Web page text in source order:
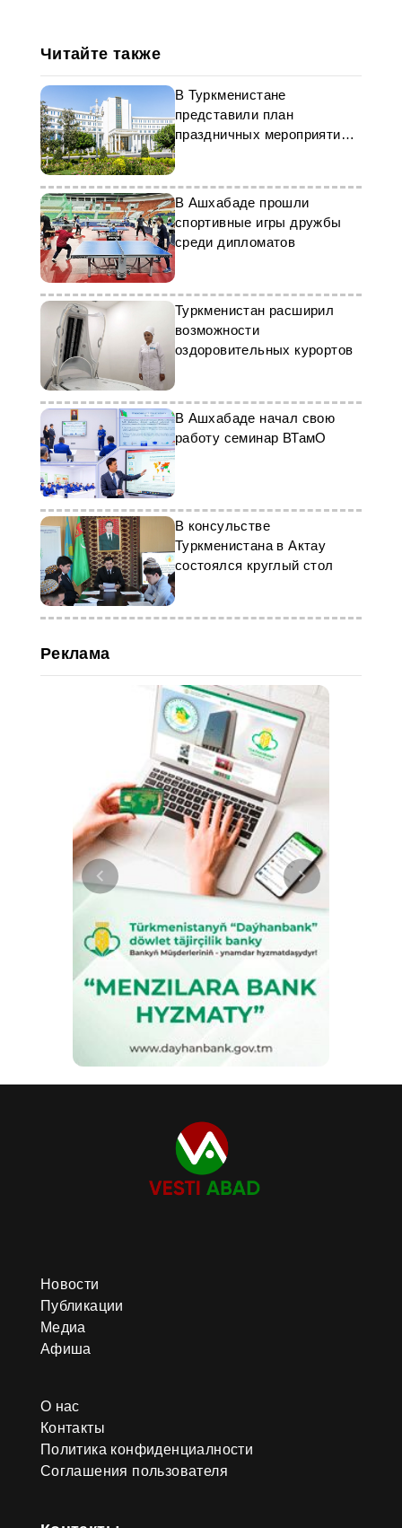
Читайте также
В Туркменистане
представили план
праздничных мероприятий
на май текущего года
В Ашхабаде прошли
спортивные игры дружбы
среди дипломатов
Туркменистан расширил
возможности
оздоровительных курортов
В Ашхабаде начал свою
работу семинар ВТамО
В консульстве
Туркменистана в Актау
состоялся круглый стол
Реклама
Новости
Публикации
Медиа
Афиша
О нас
Контакты
Политика конфиденциалности
Соглашения пользователя